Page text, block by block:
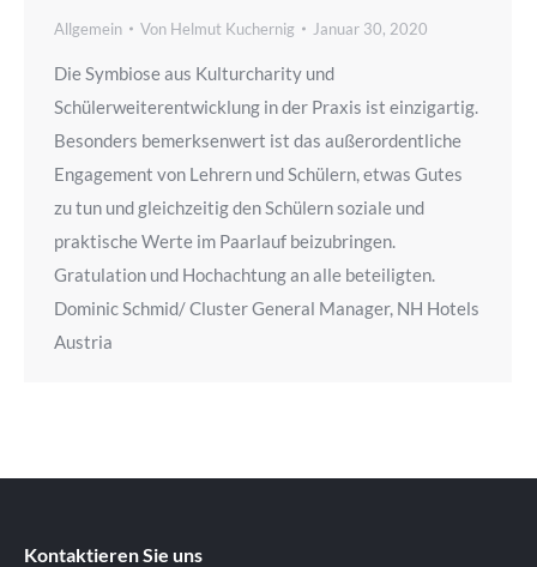
Allgemein Von Helmut Kuchernig Januar 30, 2020
Die Symbiose aus Kulturcharity und
Schülerweiterentwicklung in der Praxis ist einzigartig.
Besonders bemerksenwert ist das außerordentliche
Engagement von Lehrern und Schülern, etwas Gutes
zu tun und gleichzeitig den Schülern soziale und
praktische Werte im Paarlauf beizubringen.
Gratulation und Hochachtung an alle beteiligten.
Dominic Schmid/ Cluster General Manager, NH Hotels
Austria
Kontaktieren Sie uns